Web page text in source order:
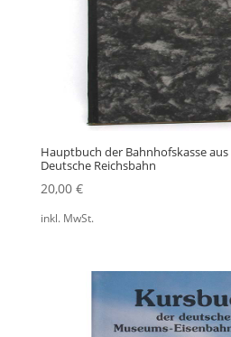
Hauptbuch der Bahnhofskasse aus
Deutsche Reichsbahn
20,00 €
inkl. MwSt.